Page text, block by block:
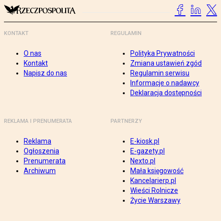
KONTAKT
O nas
Kontakt
Napisz do nas
REGULAMIN
Polityka Prywatności
Zmiana ustawień zgód
Regulamin serwisu
Informacje o nadawcy
Deklaracja dostępności
REKLAMA I PRENUMERATA
Reklama
Ogłoszenia
Prenumerata
Archiwum
PARTNERZY
E-kiosk.pl
E-gazety.pl
Nexto.pl
Mała księgowość
Kancelarierp.pl
Wieści Rolnicze
Życie Warszawy